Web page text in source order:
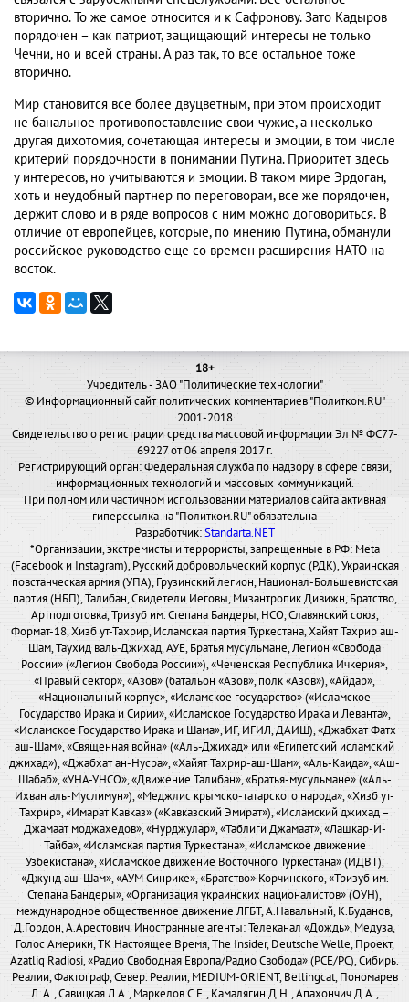
вторично. То же самое относится и к Сафронову. Зато Кадыров
порядочен – как патриот, защищающий интересы не только
Чечни, но и всей страны. А раз так, то все остальное тоже
вторично.
Мир становится все более двуцветным, при этом происходит
не банальное противопоставление свои-чужие, а несколько
другая дихотомия, сочетающая интересы и эмоции, в том числе
критерий порядочности в понимании Путина. Приоритет здесь
у интересов, но учитываются и эмоции. В таком мире Эрдоган,
хоть и неудобный партнер по переговорам, все же порядочен,
держит слово и в ряде вопросов с ним можно договориться. В
отличие от европейцев, которые, по мнению Путина, обманули
российское руководство еще со времен расширения НАТО на
восток.
18+
Учредитель - ЗАО "Политические технологии"
© Информационный сайт политических комментариев "Политком.RU"
2001-2018
Свидетельство о регистрации средства массовой информации Эл № ФС77-
69227 от 06 апреля 2017 г.
Регистрирующий орган: Федеральная служба по надзору в сфере связи,
информационных технологий и массовых коммуникаций.
При полном или частичном использовании материалов сайта активная
гиперссылка на "Политком.RU" обязательна
Разработчик:Standarta.NET
*Организации, экстремисты и террористы, запрещенные в РФ: Meta
(Facebook и Instagram), Русский добровольческий корпус (РДК), Украинская
повстанческая армия (УПА), Грузинский легион, Национал-Большевистская
партия (НБП), Талибан, Свидетели Иеговы, Мизантропик Дивижн, Братство,
Артподготовка, Тризуб им. Степана Бандеры, НСО, Славянский союз,
Формат-18, Хизб ут-Тахрир, Исламская партия Туркестана, Хайят Тахрир аш-
Шам, Таухид валь-Джихад, АУЕ, Братья мусульмане, Легион «Свобода
России» («Легион Свобода России»), «Чеченская Республика Ичкерия»,
«Правый сектор», «Азов» (батальон «Азов», полк «Азов»), «Айдар»,
«Национальный корпус», «Исламское государство» («Исламское
Государство Ирака и Сирии», «Исламское Государство Ирака и Леванта»,
«Исламское Государство Ирака и Шама», ИГ, ИГИЛ, ДАИШ), «Джабхат Фатх
аш-Шам», «Священная война» («Аль-Джихад» или «Египетский исламский
джихад»), «Джабхат ан-Нусра», «Хайят Тахрир-аш-Шам», «Аль-Каида», «Аш-
Шабаб», «УНА-УНСО», «Движение Талибан», «Братья-мусульмане» («Аль-
Ихван аль-Муслимун»), «Меджлис крымско-татарского народа», «Хизб ут-
Тахрир», «Имарат Кавказ» («Кавказский Эмират»), «Исламский джихад –
Джамаат моджахедов», «Нурджулар», «Таблиги Джамаат», «Лашкар-И-
Тайба», «Исламская партия Туркестана», «Исламское движение
Узбекистана», «Исламское движение Восточного Туркестана» (ИДВТ),
«Джунд аш-Шам», «АУМ Синрике», «Братство» Корчинского, «Тризуб им.
Степана Бандеры», «Организация украинских националистов» (ОУН),
международное общественное движение ЛГБТ, А.Навальный, К.Буданов,
Д.Гордон, А.Арестович. Иностранные агенты: Телеканал «Дождь», Медуза,
Голос Америки, ТК Настоящее Время, The Insider, Deutsche Welle, Проект,
Azatliq Radiosi, «Радио Свободная Европа/Радио Свобода» (PCE/PC), Сибирь.
Реалии, Фактограф, Север. Реалии, MEDIUM-ORIENT, Bellingcat, Пономарев
Л. А., Савицкая Л.А., Маркелов С.Е., Камалягин Д.Н., Апахончич Д.А.,